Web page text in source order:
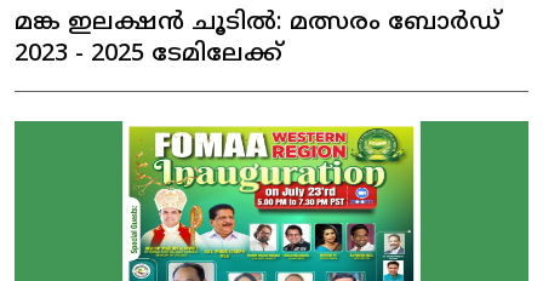
മങ്ക ഇലക്ഷൻ ചൂടിൽ: മത്സരം ബോർഡ്
2023 - 2025 ടേമിലേക്ക്